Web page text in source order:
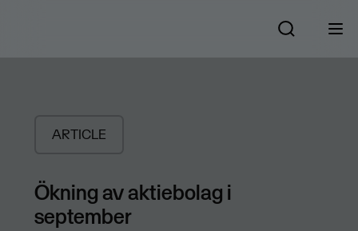
ARTICLE
Ökning av aktiebolag i
september